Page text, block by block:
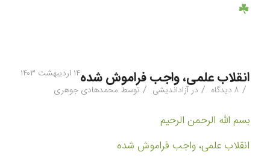
انقلاب علمی، واجب فراموش شده۱۴ اردیبهشت ۱۴۰۳
/ ۸ دیدگاه / در آزاداندیشی / توسط محمدهادی جوهری
بسم الله الرحمن الرحیم
انقلاب علمی، واجب فراموش شده